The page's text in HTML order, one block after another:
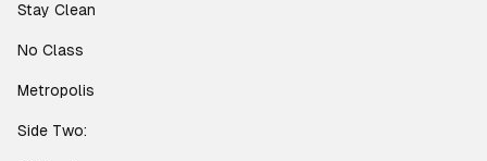
Stay Clean
No Class
Metropolis
Side Two: